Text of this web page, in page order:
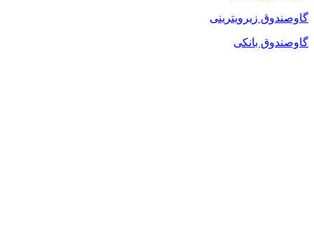
گاوصندوق زیرویترینی
گاوصندوق بانکی